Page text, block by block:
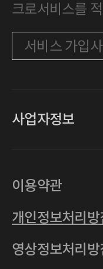
크로서비스를
서비스 가입
사업자정보
사업자등록번호
통신판매업
주소 서울특별
이용약관
개인정보처리방
영상정보처리방